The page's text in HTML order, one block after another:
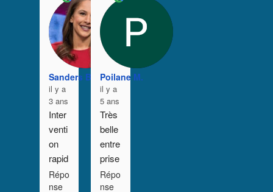
Sanders B. A.
il y a
3 ans
Inter
venti
on
rapid
e et
effic
Répo
nse
Poilane M.
il y a
5 ans
Très
belle
entre
prise
avec
des
Répo
nse